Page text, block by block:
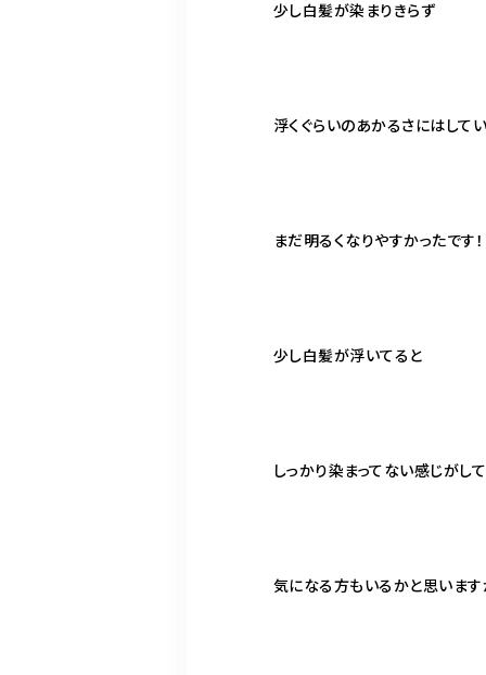
少し白髪が染まりきらず
浮くぐらいのあかるさにはして
まだ明るくなりやすかったです！
少し白髪が浮いてると
しっかり染まってない感じがして
気になる方もいるかと思いま